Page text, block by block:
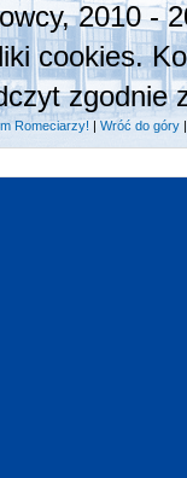
2010 -
cookies.
zgodnie
Romeciarzy! Wróć do góry